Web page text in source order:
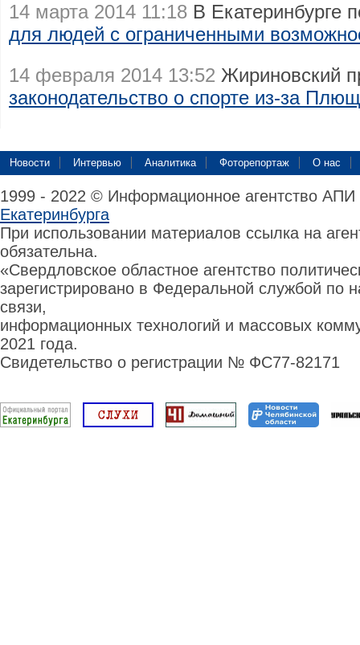
14 марта 2014 11:18 В Екатеринбурге
для людей с ограниченными
14 февраля 2014 13:52 Жириновский
законодательство о спорте из-за
Новости Интервью Аналитика Фоторепортаж О нас
1999 - 2022 © Информационное агентство
Екатеринбурга
При использовании материалов ссылка на
обязательна.
«Свердловское областное агентство
зарегистрировано в Федеральной службой по
связи,
информационных технологий и массовых
2021 года.
Свидетельство о регистрации № ФС77-82171